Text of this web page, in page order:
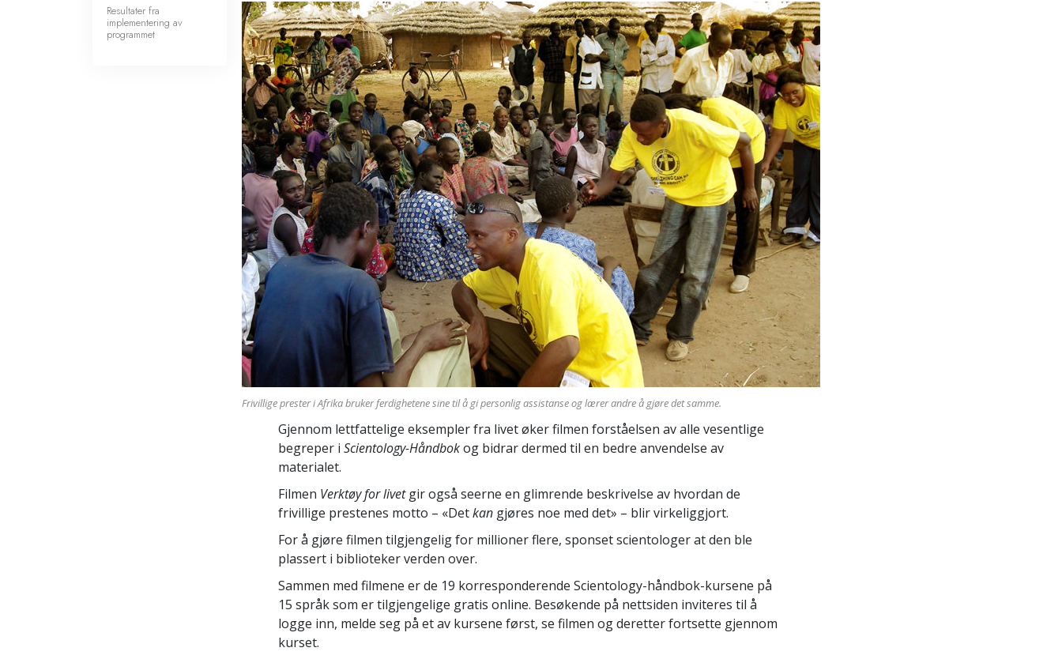
Frivillige prester i Afrika bruker ferdighetene sine til å gi personlig assistanse og lærer andre å gjøre det samme.
Gjennom lettfattelige eksempler fra livet øker filmen forståelsen av alle vesentlige
begreper i Scientology-Håndbokog bidrar dermed til en bedre anvendelse av
materialet.
Filmen Verktøy for livetgir også seerne en glimrende beskrivelse av hvordan de
frivillige prestenes motto – «Detkan gjøres noe med det» – blir virkeliggjort.
For å gjøre filmen tilgjengelig for millioner flere, sponset scientologer at den ble
plassert i biblioteker verden over.
Sammen med filmene er de 19 korresponderende Scientology-håndbok-kursene på
15 språk som er tilgjengelige gratis online. Besøkende på nettsiden inviteres til å
logge inn, melde seg på et av kursene først, se filmen og deretter fortsette gjennom
kurset.
Resultater fra
implementering av
programmet